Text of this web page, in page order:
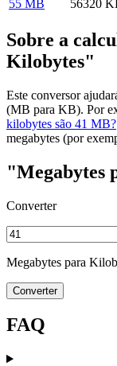
55 MB 56320
Sobre a
Kilobytes"
Este conversor
(MB para KB). Por
kilobytes são 41 MB?
megabytes (por
"Megabytes
Converter
Megabytes para
Converter
FAQ